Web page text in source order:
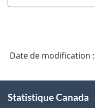
industries
l'Amérique
du
Date de modification :
propos
Statistique Canada